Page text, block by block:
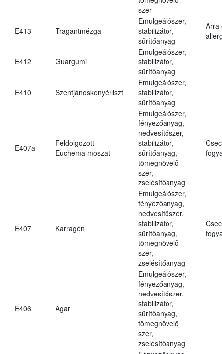
szer
E413 Tragantmézga
Emulgeálószer,
stabilizátor,
sűrítőanyag
Arra
E412 Guargumi
Emulgeálószer,
stabilizátor,
sűrítőanyag
E410 Szentjánoskenyérliszt
Emulgeálószer,
stabilizátor,
sűrítőanyag
E407a
Feldolgozott
Euchema moszat
Emulgeálószer,
fényezőanyag,
nedvesítőszer,
stabilizátor,
sűrítőanyag,
tömegnövelő
szer,
zselésítőanyag
E407 Karragén
Emulgeálószer,
fényezőanyag,
nedvesítőszer,
stabilizátor,
sűrítőanyag,
tömegnövelő
szer,
zselésítőanyag
E406 Agar
Emulgeálószer,
fényezőanyag,
nedvesítőszer,
stabilizátor,
sűrítőanyag,
tömegnövelő
szer,
zselésítőanyag